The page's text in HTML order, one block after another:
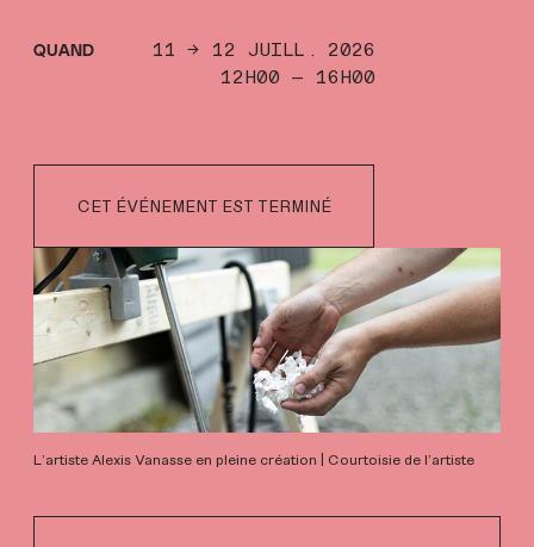
QUAND
11 → 12 JUILL. 2026
12H00 — 16H00
CET ÉVÉNEMENT EST TERMINÉ
L'artiste Alexis Vanasse en pleine création | Courtoisie de l'artiste